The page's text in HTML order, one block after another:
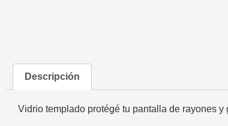
Descripción
Vidrio templado protégé tu pantalla de rayones